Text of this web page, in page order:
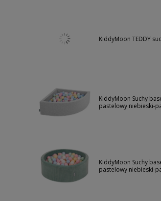
KiddyMoon TEDDY
KiddyMoon Suchy
pastelowy niebieski-
KiddyMoon Suchy
pastelowy niebieski-